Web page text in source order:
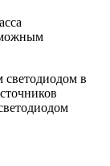
светодиодом в